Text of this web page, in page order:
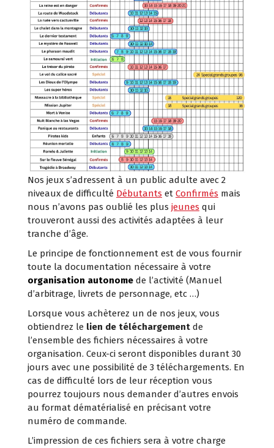
Nos jeux s’adressent à un public adulte avec 2
niveaux de difficulté Débutants et Confirmés mais
nous n’avons pas oublié les plus jeunes qui
trouveront aussi des activités adaptées à leur
tranche d’âge.
Le principe de fonctionnement est de vous fournir
toute la documentation nécessaire à votre
organisation autonome de l’activité (Manuel
d’arbitrage, livrets de personnage, etc …)
Lorsque vous achèterez un de nos jeux, vous
obtiendrez le lien de téléchargement de
l’ensemble des fichiers nécessaires à votre
organisation. Ceux-ci seront disponibles durant 30
jours avec une possibilité de 3 téléchargements. En
cas de difficulté lors de leur réception vous
pourrez toujours nous demander d’autres envois
au format dématérialisé en précisant votre
numéro de commande.
L’impression de ces fichiers sera à votre charge